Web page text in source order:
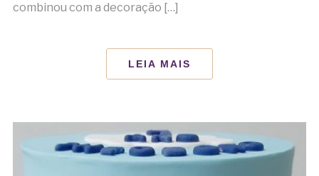
combinou com a decoração […]
LEIA MAIS